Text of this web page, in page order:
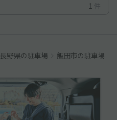
1 件
長野県の駐車場 飯田市の駐車場